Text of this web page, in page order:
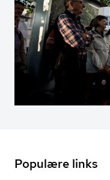
Populære links